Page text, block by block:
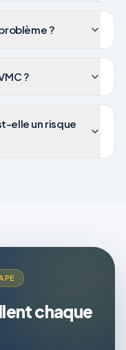
?
?
elle un risque
chaque